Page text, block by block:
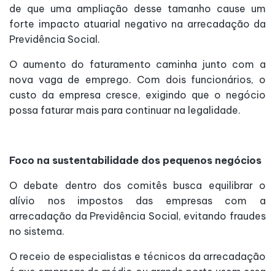
de que uma ampliação desse tamanho cause um
forte impacto atuarial negativo na arrecadação da
Previdência Social.
O aumento do faturamento caminha junto com a
nova vaga de emprego. Com dois funcionários, o
custo da empresa cresce, exigindo que o negócio
possa faturar mais para continuar na legalidade.
Foco na sustentabilidade dos pequenos negócios
O debate dentro dos comitês busca equilibrar o
alívio nos impostos das empresas com a
arrecadação da Previdência Social, evitando fraudes
no sistema.
O receio de especialistas e técnicos da arrecadação